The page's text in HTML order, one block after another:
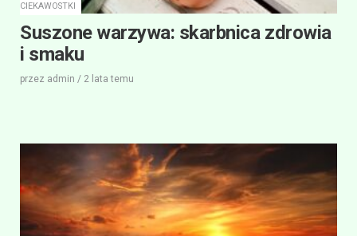
CIEKAWOSTKI
Suszone warzywa: skarbnica zdrowia
i smaku
przez admin / 2 lata temu